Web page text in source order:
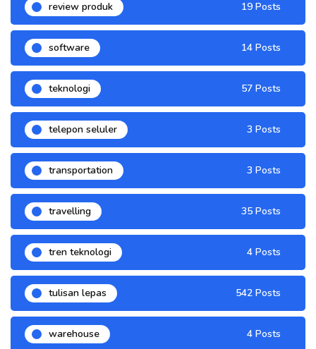
review produk 19 Posts
software 14 Posts
teknologi 57 Posts
telepon seluler 3 Posts
transportation 3 Posts
travelling 35 Posts
tren teknologi 4 Posts
tulisan lepas 542 Posts
warehouse 4 Posts